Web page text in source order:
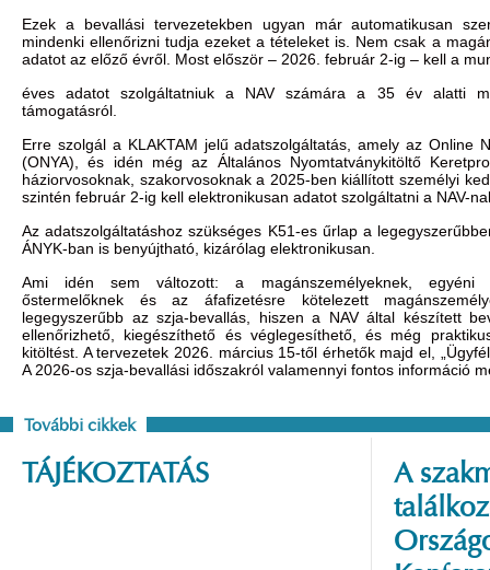
Ezek a bevallási tervezetekben ugyan már automatikusan
mindenki ellenőrizni tudja ezeket a tételeket is. Nem csak a
adatot az előző évről. Most először – 2026. február 2-ig – kell a
éves adatot szolgáltatniuk a NAV számára a 35 év alatti
támogatásról.
Erre szolgál a KLAKTAM jelű adatszolgáltatás, amely az Online
(ONYA), és idén még az Általános Nyomtatványkitöltő
háziorvosoknak, szakorvosoknak a 2025-ben kiállított személyi
szintén február 2-ig kell elektronikusan adatot szolgáltatni a NAV-
Az adatszolgáltatáshoz szükséges K51-es űrlap a
ÁNYK-ban is benyújtható, kizárólag elektronikusan.
Ami idén sem változott: a magánszemélyeknek, egyéni
őstermelőknek és az áfafizetésre kötelezett
legegyszerűbb az szja-bevallás, hiszen a NAV által készített
ellenőrizhető, kiegészíthető és véglegesíthető, és még
kitöltést. A tervezetek 2026. március 15-től érhetők majd el,
A 2026-os szja-bevallási időszakról valamennyi fontos információ
További cikkek
TÁJÉKOZTATÁS
A